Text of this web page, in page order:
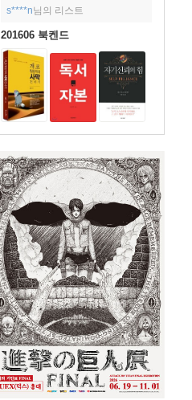
s****n님의 리스트
201606 북켄드